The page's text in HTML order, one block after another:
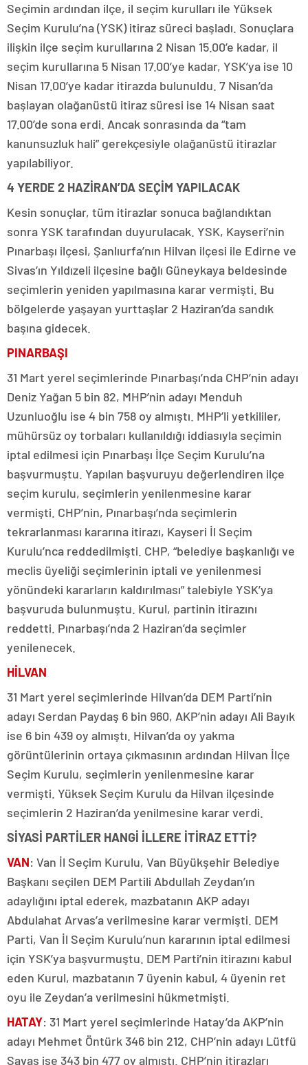
Seçimin ardından ilçe, il seçim kurulları ile Yüksek
Seçim Kurulu’na (YSK) itiraz süreci başladı. Sonuçlara
ilişkin ilçe seçim kurullarına 2 Nisan 15.00’e kadar, il
seçim kurullarına 5 Nisan 17.00’ye kadar, YSK’ya ise 10
Nisan 17.00’ye kadar itirazda bulunuldu. 7 Nisan’da
başlayan olağanüstü itiraz süresi ise 14 Nisan saat
17.00’de sona erdi. Ancak sonrasında da “tam
kanunsuzluk hali” gerekçesiyle olağanüstü itirazlar
yapılabiliyor.
4 YERDE 2 HAZİRAN’DA SEÇİM YAPILACAK
Kesin sonuçlar, tüm itirazlar sonuca bağlandıktan
sonra YSK tarafından duyurulacak. YSK, Kayseri’nin
Pınarbaşı ilçesi, Şanlıurfa’nın Hilvan ilçesi ile Edirne ve
Sivas’ın Yıldızeli ilçesine bağlı Güneykaya beldesinde
seçimlerin yeniden yapılmasına karar vermişti. Bu
bölgelerde yaşayan yurttaşlar 2 Haziran’da sandık
başına gidecek.
PINARBAŞI
31 Mart yerel seçimlerinde Pınarbaşı’nda CHP’nin adayı
Deniz Yağan 5 bin 82, MHP’nin adayı Menduh
Uzunluoğlu ise 4 bin 758 oy almıştı. MHP’li yetkililer,
mühürsüz oy torbaları kullanıldığı iddiasıyla seçimin
iptal edilmesi için Pınarbaşı İlçe Seçim Kurulu’na
başvurmuştu. Yapılan başvuruyu değerlendiren ilçe
seçim kurulu, seçimlerin yenilenmesine karar
vermişti. CHP’nin, Pınarbaşı’nda seçimlerin
tekrarlanması kararına itirazı, Kayseri İl Seçim
Kurulu’nca reddedilmişti. CHP, “belediye başkanlığı ve
meclis üyeliği seçimlerinin iptali ve yenilenmesi
yönündeki kararların kaldırılması” talebiyle YSK’ya
başvuruda bulunmuştu. Kurul, partinin itirazını
reddetti. Pınarbaşı’nda 2 Haziran’da seçimler
yenilenecek.
HİLVAN
31 Mart yerel seçimlerinde Hilvan’da DEM Parti’nin
adayı Serdan Paydaş 6 bin 960, AKP’nin adayı Ali Bayık
ise 6 bin 439 oy almıştı. Hilvan’da oy yakma
görüntülerinin ortaya çıkmasının ardından Hilvan İlçe
Seçim Kurulu, seçimlerin yenilenmesine karar
vermişti. Yüksek Seçim Kurulu da Hilvan ilçesinde
seçimlerin 2 Haziran’da yenilmesine karar verdi.
SİYASİ PARTİLER HANGİ İLLERE İTİRAZ ETTİ?
VAN: Van İl Seçim Kurulu, Van Büyükşehir Belediye
Başkanı seçilen DEM Partili Abdullah Zeydan’ın
adaylığını iptal ederek, mazbatanın AKP adayı
Abdulahat Arvas’a verilmesine karar vermişti. DEM
Parti, Van İl Seçim Kurulu’nun kararının iptal edilmesi
için YSK’ya başvurmuştu. DEM Parti’nin itirazını kabul
eden Kurul, mazbatanın 7 üyenin kabul, 4 üyenin ret
oyu ile Zeydan’a verilmesini hükmetmişti.
HATAY: 31 Mart yerel seçimlerinde Hatay’da AKP’nin
adayı Mehmet Öntürk 346 bin 212, CHP’nin adayı Lütfü
Savaş ise 343 bin 477 oy almıştı. CHP’nin itirazları